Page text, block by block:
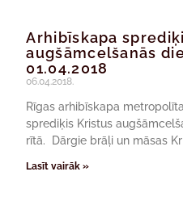
Arhibīskapa
augšāmcelšanās
01.04.2018
06.04.2018.
Rīgas arhibīskapa
sprediķis Kristus
rītā. Dārgie brāļi un māsas
Lasīt vairāk »